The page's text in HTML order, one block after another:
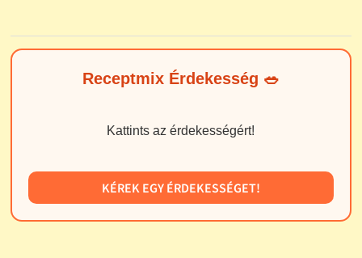
Receptmix Érdekesség 🥗
Kattints az érdekességért!
KÉREK EGY ÉRDEKESSÉGET!